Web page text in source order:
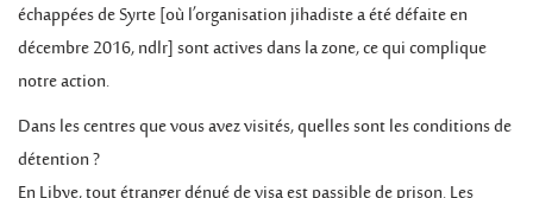
échappées de Syrte [où l’organisation jihadiste a été défaite en
décembre 2016, ndlr] sont actives dans la zone, ce qui complique
notre action.
Dans les centres que vous avez visités, quelles sont les conditions de
détention ?